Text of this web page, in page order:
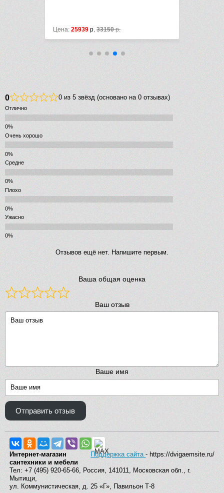
Цена: 25939 р. 33150р. Цена:
0 0 из 5 звёзд (основано на 0 отзывах)
Отлично
Очень хорошо
Средне
Плохо
Ужасно
Отзывов ещё нет. Напишите первым.
Ваша общая оценка
Ваш отзыв
Ваше имя
Отправить отзыв
Поддержка сайта- https://dvigaemsite.ru/
Интернет-магазин
сантехники и мебели
Тел: +7 (495) 920-65-66, Россия, 141011, Московская обл., г.
Мытищи,
ул. Коммунистическая, д. 25 «Г», Павильон Т-8